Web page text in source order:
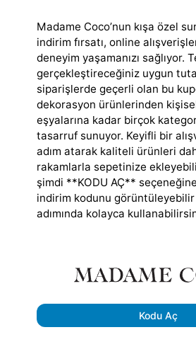
Madame Coco’nun kışa özel
indirim fırsatı, online
deneyim yaşamanızı sağlıyor.
gerçekleştireceğiniz uygun
siparişlerde geçerli olan bu
dekorasyon ürünlerinden
eşyalarına kadar birçok
tasarruf sunuyor. Keyifli bir
adım atarak kaliteli ürünleri
rakamlarla sepetinize
şimdi **KODU AÇ**
indirim kodunu görüntüleyebilir
adımında kolayca
Kodu Aç